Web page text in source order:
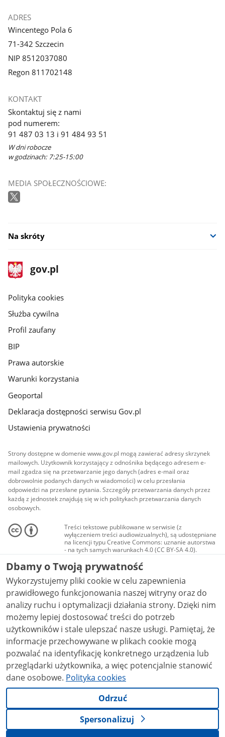
ADRES
Wincentego Pola 6
71-342 Szczecin
NIP 8512037080
Regon 811702148
KONTAKT
Skontaktuj się z nami
pod numerem:
91 487 03 13 i 91 484 93 51
W dni robocze
w godzinach: 7:25-15:00
MEDIA SPOŁECZNOŚCIOWE:
Na skróty
stopka
gov.pl
Strona
gov.pl
gov.pl
Polityka cookies
Służba cywilna
Profil zaufany
BIP
Prawa autorskie
Warunki korzystania
Geoportal
Deklaracja dostępności serwisu Gov.pl
Ustawienia prywatności
Strony dostępne w domenie www.gov.pl mogą zawierać adresy skrzynek
mailowych. Użytkownik korzystający z odnośnika będącego adresem e-
mail zgadza się na przetwarzanie jego danych (adres e-mail oraz
dobrowolnie podanych danych w wiadomości) w celu przesłania
odpowiedzi na przesłane pytania. Szczegóły przetwarzania danych przez
każdą z jednostek znajdują się w ich politykach przetwarzania danych
osobowych.
Treści tekstowe publikowane w serwisie (z
wyłączeniem treści audiowizualnych), są udostępniane
na licencji typu Creative Commons: uznanie autorstwa
- na tych samych warunkach 4.0 (CC BY-SA 4.0).
Materiały audiowizualne, w tym zdjęcia, materiały
audio i wideo, są udostępniane na licencji typu
Creative Commons: uznanie autorstwa użycie
niekomercyjne - bez utworów zależnych 4.0 (CC BY-
NC-ND 4.0), o ile nie jest to stwierdzone inaczej.
Dbamy o Twoją prywatność
Wykorzystujemy pliki cookie w celu zapewnienia
prawidłowego funkcjonowania naszej witryny oraz do
analizy ruchu i optymalizacji działania strony. Dzięki nim
możemy lepiej dostosować treści do potrzeb
użytkowników i stale ulepszać nasze usługi. Pamiętaj, że
informacje przechowywane w plikach cookie mogą
pozwalać na identyfikację konkretnego urządzenia lub
przeglądarki użytkownika, a więc potencjalnie stanowić
dane osobowe. Polityka cookies
Odrzuć
Spersonalizuj